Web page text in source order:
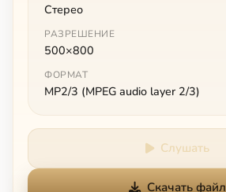
Стерео
РАЗРЕШЕНИЕ
500×800
ФОРМАТ
MP2/3 (MPEG audio layer 2/3)
Слушать
Скачать файл